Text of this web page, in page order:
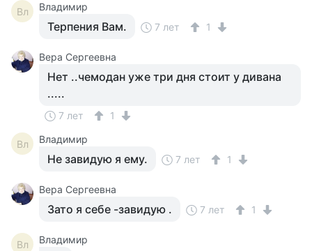
Вл Владимир
Терпения Вам. 7 лет 1
Вера Сергеевна
Нет ..чемодан уже три дня стоит у дивана
.....
7 лет 1
Вл Владимир
Не завидую я ему. 7 лет 1
Вера Сергеевна
Зато я себе -завидую . 7 лет 1
Вл
Владимир